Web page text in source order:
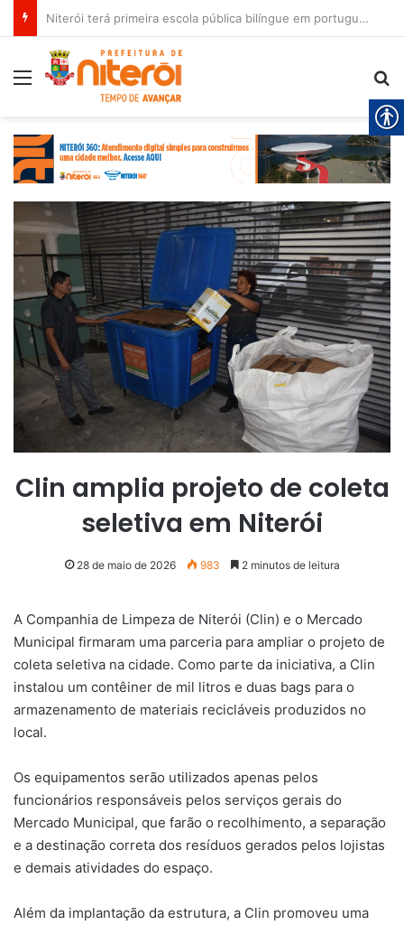
Niterói terá primeira escola pública bilíngue em português e espanhol
Menu
Clin amplia projeto de coleta
seletiva em Niterói
28 de maio de 2026 983 2 minutos de leitura
A Companhia de Limpeza de Niterói (Clin) e o Mercado
Municipal firmaram uma parceria para ampliar o projeto de
coleta seletiva na cidade. Como parte da iniciativa, a Clin
instalou um contêiner de mil litros e duas bags para o
armazenamento de materiais recicláveis produzidos no
local.
Os equipamentos serão utilizados apenas pelos
funcionários responsáveis pelos serviços gerais do
Mercado Municipal, que farão o recolhimento, a separação
e a destinação correta dos resíduos gerados pelos lojistas
e demais atividades do espaço.
Além da implantação da estrutura, a Clin promoveu uma